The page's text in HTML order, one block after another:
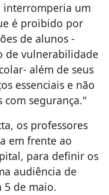
interromperia um
é proibido por
de alunos -
de vulnerabilidade
além de seus
essenciais e não
segurança."
os professores
em frente ao
para definir os
audiência de
5 de maio.